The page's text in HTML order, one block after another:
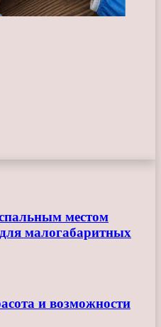
местом
малогабаритных
и возможности